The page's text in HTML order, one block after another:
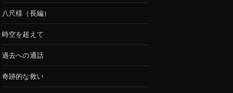
八尺様（長編）
時空を超えて
過去への通話
奇跡的な救い